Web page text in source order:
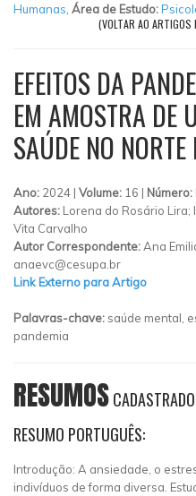
Humanas Área de Estudo:
(VOLTAR AO ARTIGOS
EFEITOS DA
EM AMOSTRA DE
SAÚDE NO
Ano: 2024 | Volume: 16 | Número:
Autores: Lorena do Rosário Lira;
Vita Carvalho
Autor Correspondente:Ana
anaevc@cesupa.br
Link Externo para Artigo
Palavras-chave: saúde mental,
pandemia
RESUMOS
RESUMO PORTUGUÊS:
Introdução: A ansiedade, o
indivíduos de forma diversa.